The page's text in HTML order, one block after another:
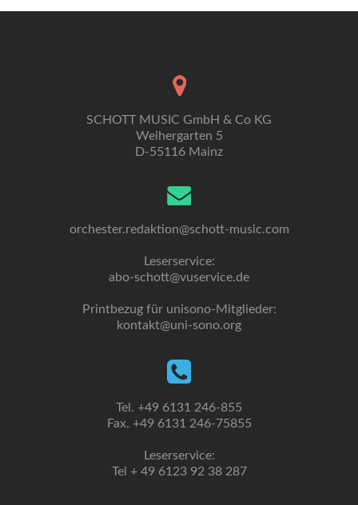
SCHOTT MUSIC GmbH & Co KG
Weihergarten 5
D-55116 Mainz
orchester.redaktion@schott-music.com
Leserservice:
abo-schott@vuservice.de
Printbezug für unisono-Mitglieder:
kontakt@uni-sono.org
Tel. +49 6131 246-855
Fax. +49 6131 246-75855
Leserservice:
Tel + 49 6123 92 38 287